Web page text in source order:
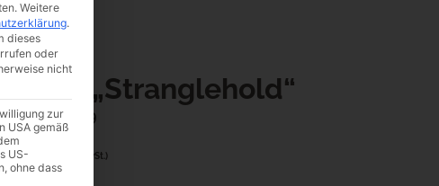
„Stranglehold“
B4-9
(inkl. MwSt.)
Weitere
.
dieses
oder
nicht
zur
USA gemäß
US-
ohne dass